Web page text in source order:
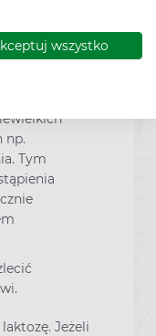
wszystko
niż
sposobem
Nie sprawia
np.
Tym
Jeżeli